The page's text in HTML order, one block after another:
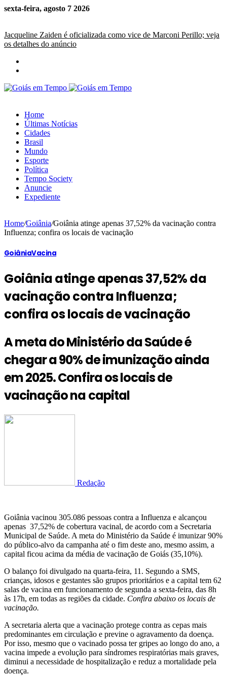
sexta-feira, agosto 7 2026
Jacqueline Zaiden é oficializada como vice de Marconi Perillo; veja
os detalhes do anúncio
Home
Últimas Notícias
Cidades
Brasil
Mundo
Esporte
Política
Tempo Society
Anuncie
Expediente
Home/Goiânia/Goiânia atinge apenas 37,52% da vacinação contra
Influenza; confira os locais de vacinação
GoiâniaVacina
Goiânia atinge apenas 37,52% da
vacinação contra Influenza;
confira os locais de vacinação
A meta do Ministério da Saúde é
chegar a 90% de imunização ainda
em 2025. Confira os locais de
vacinação na capital
Redação
Goiânia vacinou 305.086 pessoas contra a Influenza e alcançou
apenas 37,52% de cobertura vacinal, de acordo com a Secretaria
Municipal de Saúde. A meta do Ministério da Saúde é imunizar 90%
do público-alvo da campanha até o fim deste ano, mesmo assim, a
capital ficou acima da média de vacinação de Goiás (35,10%).
O balanço foi divulgado na quarta-feira, 11. Segundo a SMS,
crianças, idosos e gestantes são grupos prioritários e a capital tem 62
salas de vacina em funcionamento de segunda a sexta-feira, das 8h
às 17h, em todas as regiões da cidade. Confira abaixo os locais de
vacinação.
A secretaria alerta que a vacinação protege contra as cepas mais
predominantes em circulação e previne o agravamento da doença.
Por isso, mesmo que o vacinado possa ter gripes ao longo do ano, a
vacina impede a evolução para síndromes respiratórias mais graves,
diminui a necessidade de hospitalização e reduz a mortalidade pela
doença.